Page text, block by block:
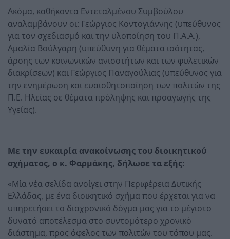
Ακόμα, καθήκοντα Εντεταλμένου Συμβούλου
αναλαμβάνουν οι: Γεώργιος Κοντογιάννης (υπεύθυνος
για τον σχεδιασμό και την υλοποίηση του Π.Α.Α.),
Αμαλία Βούλγαρη (υπεύθυνη για θέματα ισότητας,
άρσης των κοινωνικών ανισοτήτων και των φυλετικών
διακρίσεων) και Γεώργιος Παναγούλιας (υπεύθυνος για
την ενημέρωση και ευαισθητοποίηση των πολιτών της
Π.Ε. Ηλείας σε θέματα πρόληψης και προαγωγής της
Υγείας).
Με την ευκαιρία ανακοίνωσης του διοικητικού
σχήματος, ο κ. Φαρμάκης, δήλωσε τα εξής:
«Μία νέα σελίδα ανοίγει στην Περιφέρεια Δυτικής
Ελλάδας, με ένα διοικητικό σχήμα που έρχεται για να
υπηρετήσει το διαχρονικό δόγμα μας για το μέγιστο
δυνατό αποτέλεσμα στο συντομότερο χρονικό
διάστημα, προς όφελος των πολιτών του τόπου μας.